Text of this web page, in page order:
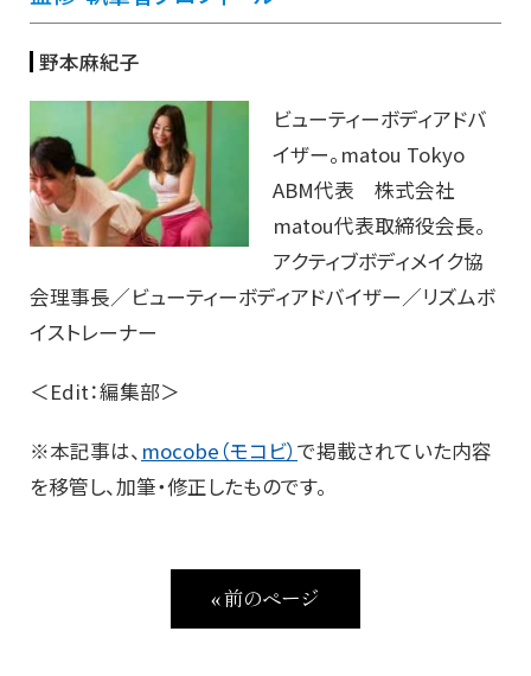
野本麻紀子
ビューティーボディアドバ
イザー。matou Tokyo
ABM代表 株式会社
matou代表取締役会長。
アクティブボディメイク協
会理事長／ビューティーボディアドバイザー／リズムボ
イストレーナー
＜Edit：編集部＞
※本記事は、 mocobe（モコビ） で掲載されていた内容
を移管し、加筆・修正したものです。
« 前のページ